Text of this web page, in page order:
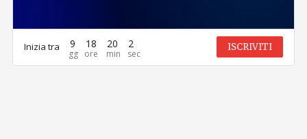
Inizia tra 9 18 20 2 ISCRIVITI